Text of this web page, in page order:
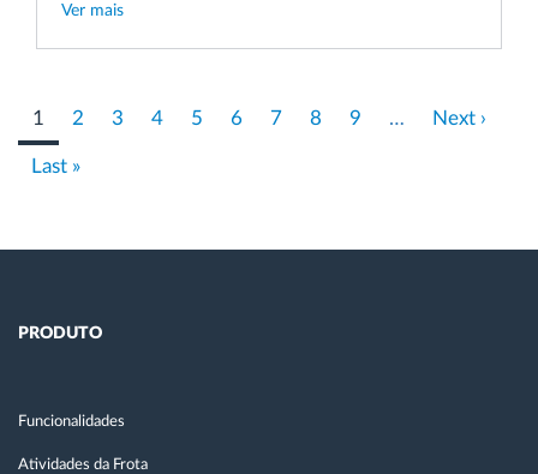
Ver mais
Página
atual
1 Page
2 Page
3 Page
4 Page
5 Page
6 Page
7 Page
8 Page
9 …
Próxima
Next ›
Last
Last »
PRODUTO
Funcionalidades
Atividades da Frota